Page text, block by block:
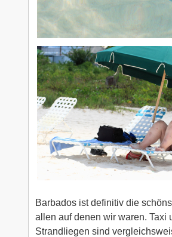
Barbados ist definitiv die
allen auf denen wir waren. Taxi
Strandliegen sind